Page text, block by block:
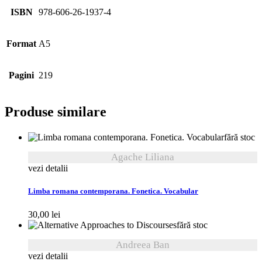
ISBN 978-606-26-1937-4
Format A5
Pagini 219
Produse similare
fără stoc
Agache Liliana
vezi detalii
Limba romana contemporana. Fonetica. Vocabular
30,00 lei
fără stoc
Andreea Ban
vezi detalii